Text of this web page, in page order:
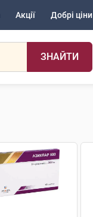
Акції Добрі ціни
ЗНАЙТИ